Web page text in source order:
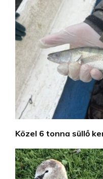
Közel 6 tonna süllő